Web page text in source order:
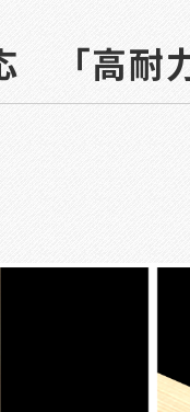
「高耐